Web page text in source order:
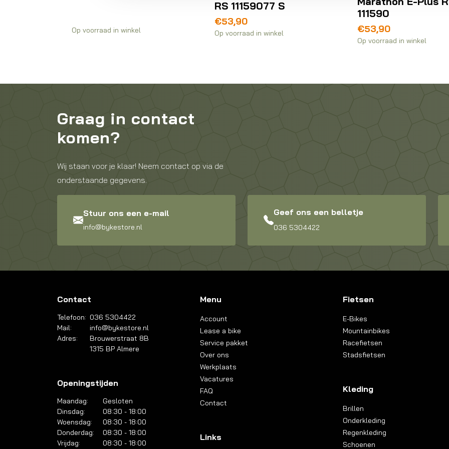
Op voorraad in winkel
RS 11159077 S
€53,90
Op voorraad in winkel
111590
€53,90
Op voorraad in winkel
Graag in contact
komen?
Wij staan voor je klaar! Neem contact op via de
onderstaande gegevens.
Stuur ons een e-mail
info@bykestore.nl
Geef ons een belletje
036 5304422
Contact
Telefoon: 036 5304422
Mail:
info@bykestore.nl
Adres:
Brouwerstraat 8B
1315 BP Almere
Openingstijden
Maandag:
Gesloten
Dinsdag:
08:30 - 18:00
Woensdag:
08:30 - 18:00
Donderdag:
08:30 - 18:00
Vrijdag:
08:30 - 18:00
Menu
Account
Lease a bike
Service pakket
Over ons
Werkplaats
Vacatures
FAQ
Contact
Links
Fietsen
E-Bikes
Mountainbikes
Racefietsen
Stadsfietsen
Kleding
Brillen
Onderkleding
Regenkleding
Schoenen